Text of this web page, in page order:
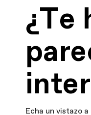
¿Te
Echa un vistazo